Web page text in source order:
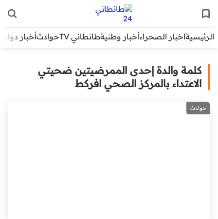
الرئيسيةاخبار الصحراءأخبار وطنيةطانطاني TV حوادثأخبار دولية
كلمة والدة إحدى الممرضيتين ضحيتي
الاعتداء بالمركز الصحي افركط
حوادث